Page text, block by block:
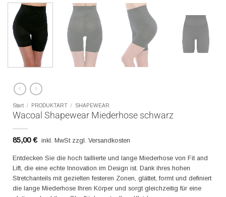
Start / PRODUKTART / SHAPEWEAR
Wacoal Shapewear Miederhose schwarz
85,00€ inkl. MwSt zzgl. Versandkosten
Entdecken Sie die hoch taillierte und lange Miederhose von Fit and
Lift, die eine echte Innovation im Design ist. Dank ihres hohen
Stretchanteils mit gezielten festeren Zonen, glättet, formt und definiert
die lange Miederhose Ihren Körper und sorgt gleichzeitig für eine